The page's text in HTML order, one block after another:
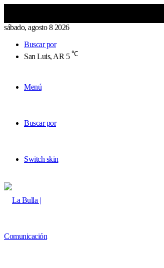
sábado, agosto 8 2026
Buscar por
San Luis, AR 5 ℃
Menú
Buscar por
Switch skin